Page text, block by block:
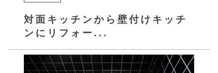
対面キッチンから壁付けキッチ
ンにリフォー...